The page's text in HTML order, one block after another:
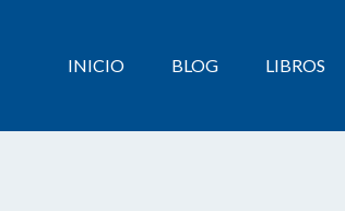
INICIO BLOG LIBROS